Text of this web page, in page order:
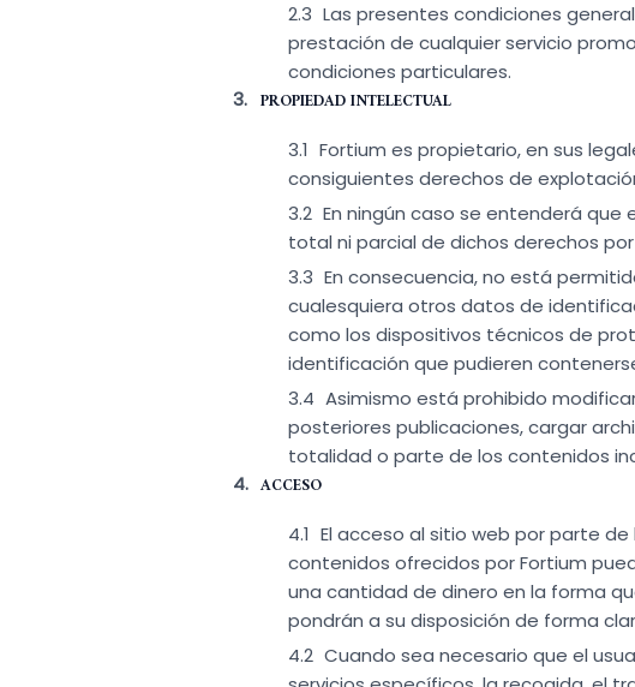
Las presentes condiciones
prestación de cualquier servicio
condiciones particulares.
PROPIEDAD INTELECTUAL
Fortium es propietario, en sus
consiguientes derechos de
En ningún caso se entenderá que
total ni parcial de dichos derechos
En consecuencia, no está
cualesquiera otros datos de
como los dispositivos técnicos de
identificación que pudieren
Asimismo está prohibido
posteriores publicaciones, cargar
totalidad o parte de los contenidos
ACCESO
El acceso al sitio web por parte
contenidos ofrecidos por Fortium
una cantidad de dinero en la forma
pondrán a su disposición de forma
Cuando sea necesario que el